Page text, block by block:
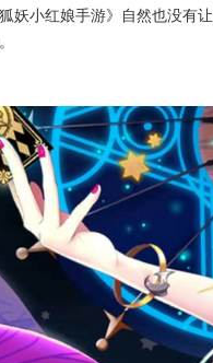
妖小红娘手游》自然也没有